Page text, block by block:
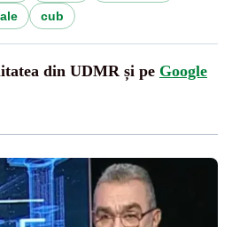
cub
din UDMR și pe Google